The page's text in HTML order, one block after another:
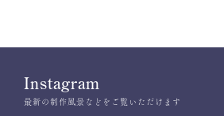
Instagram
最新の制作風景などをご覧いただけます